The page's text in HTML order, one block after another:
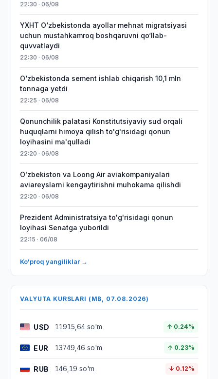
22:30 · 06/08
YXHT O‘zbekistonda ayollar mehnat migratsiyasi
uchun mustahkamroq boshqaruvni qo‘llab-
quvvatlaydi
22:30 · 06/08
O‘zbekistonda sement ishlab chiqarish 10,1 mln
tonnaga yetdi
22:25 · 06/08
Qonunchilik palatasi Konstitutsiyaviy sud orqali
huquqlarni himoya qilish to'g'risidagi qonun
loyihasini ma'qulladi
22:20 · 06/08
Oʻzbekiston va Loong Air aviakompaniyalari
aviareyslarni kengaytirishni muhokama qilishdi
22:20 · 06/08
Prezident Administratsiya to'g'risidagi qonun
loyihasi Senatga yuborildi
22:15 · 06/08
Ko'proq yangiliklar →
VALYUTA KURSLARI (MB, 07.08.2026)
USD 11915,64 so'm ↑ 0.24%
EUR 13749,46 so'm ↑ 0.23%
RUB 146,19 so'm ↓ 0.12%